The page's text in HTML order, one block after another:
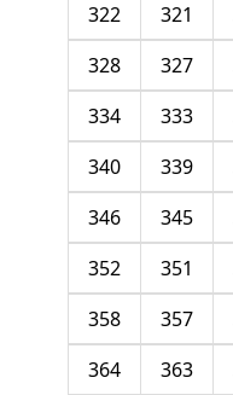
321
322
327
328
333
334
339
340
345
346
351
352
357
358
363
364